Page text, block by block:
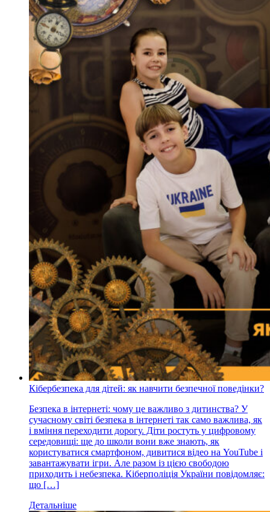
Кібербезпека для дітей: як навчити безпечної поведінки?
Безпека в інтернеті: чому це важливо з дитинства? У
сучасному світі безпека в інтернеті так само важлива, як
і вміння переходити дорогу. Діти ростуть у цифровому
середовищі: ще до школи вони вже знають, як
користуватися смартфоном, дивитися відео на YouTube і
завантажувати ігри. Але разом із цією свободою
приходить і небезпека. Кіберполіція України повідомляє:
що […]
Детальніше